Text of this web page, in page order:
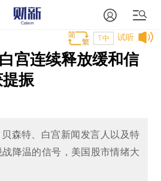
试听
T中
宫连续释放缓和信
振
森特、白宫新闻发言人以及特
降温的信号，美国股市情绪大